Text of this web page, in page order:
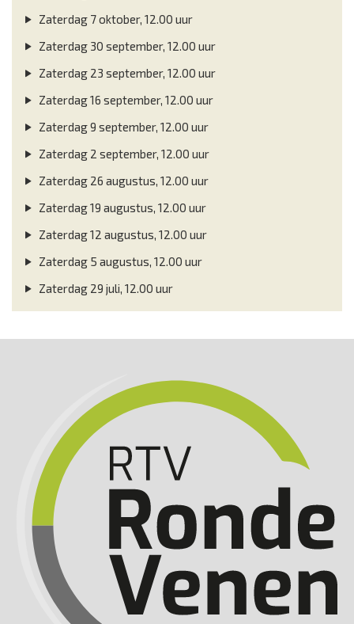
Zaterdag 7 oktober, 12.00 uur
Zaterdag 30 september, 12.00 uur
Zaterdag 23 september, 12.00 uur
Zaterdag 16 september, 12.00 uur
Zaterdag 9 september, 12.00 uur
Zaterdag 2 september, 12.00 uur
Zaterdag 26 augustus, 12.00 uur
Zaterdag 19 augustus, 12.00 uur
Zaterdag 12 augustus, 12.00 uur
Zaterdag 5 augustus, 12.00 uur
Zaterdag 29 juli, 12.00 uur